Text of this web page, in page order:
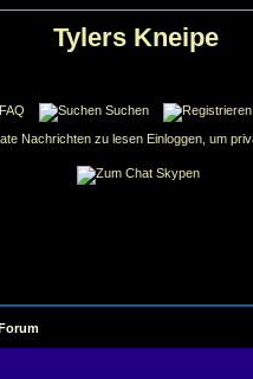
Tylers Kneipe
FAQ Suchen
Einloggen, um
Skypen